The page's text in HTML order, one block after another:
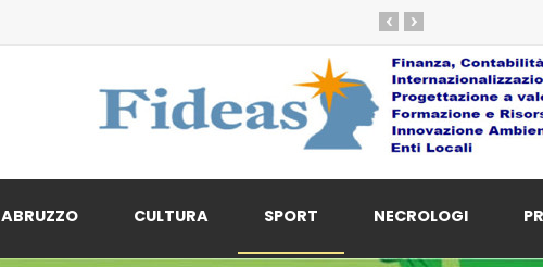
›
‹
ABRUZZO CULTURA SPORT NECROLOGI